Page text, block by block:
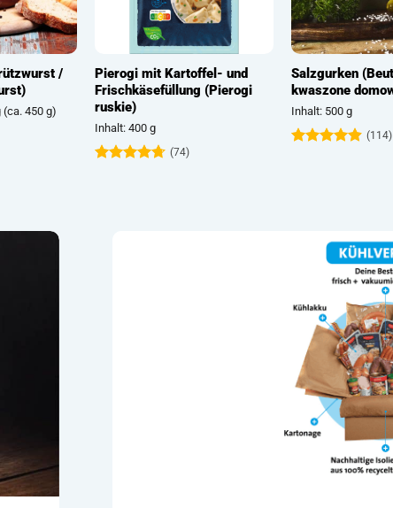
/
450 g)
Pierogi mit Kartoffel- und
Frischkäsefüllung (Pierogi
ruskie)
Inhalt: 400 g
(74)
Salzgurken
kwaszone
Inhalt: 500 g
(114)